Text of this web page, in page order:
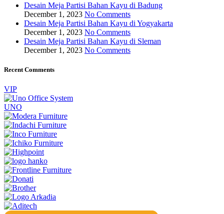
Desain Meja Partisi Bahan Kayu di Badung
December 1, 2023 No Comments
Desain Meja Partisi Bahan Kayu di Yogyakarta
December 1, 2023 No Comments
Desain Meja Partisi Bahan Kayu di Sleman
December 1, 2023 No Comments
Recent Comments
VIP
UNO